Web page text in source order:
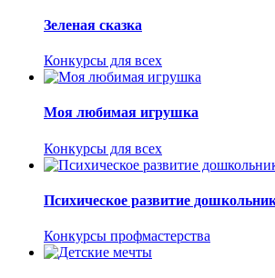
Зеленая сказка
Конкурсы для всех
Моя любимая игрушка
Конкурсы для всех
Психическое развитие
Конкурсы профмастерства